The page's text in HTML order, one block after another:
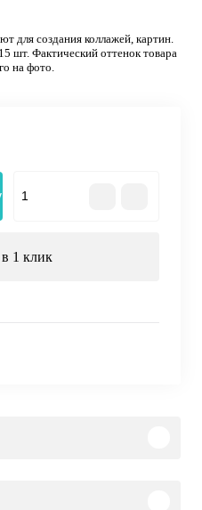
для создания коллажей, картин.
шт. Фактический оттенок товара
на фото.
1 клик